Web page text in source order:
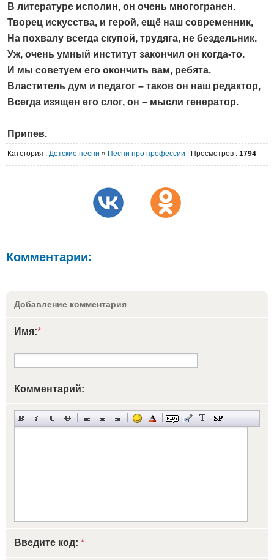
В литературе исполин, он очень многогранен.
Творец искусства, и герой, ещё наш современник,
На похвалу всегда скупой, трудяга, не бездельник.
Уж, очень умный институт закончил он когда-то.
И мы советуем его окончить вам, ребята.
Властитель дум и педагог – таков он наш редактор,
Всегда изящен его слог, он – мысли генератор.
Припев.
Категория : Детские песни » Песни про профессии Просмотров : 1794
Комментарии:
Добавление комментария
Имя:*
Комментарий:
Введите код: *